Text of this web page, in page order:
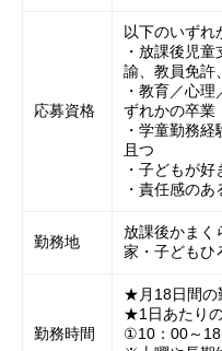
応募資格
以下のいずれ
・放課後児
諭、教員免許
・教育／心
ずれかの卒業
・学童勤務経
且つ
・子どもが
・責任感のあ
勤務地
放課後かま
家・子どもひ
勤務時間
★月18日間の
★1日あたり
①10：00～